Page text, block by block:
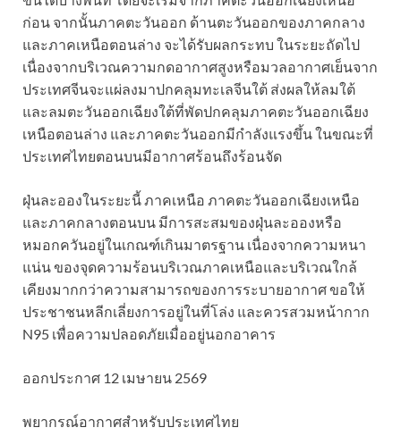
ก่อน จากนั้นภาคตะวันออก ด้านตะวันออกของภาคกลาง
และภาคเหนือตอนล่าง จะได้รับผลกระทบ ในระยะถัดไป
เนื่องจากบริเวณความกดอากาศสูงหรือมวลอากาศเย็นจาก
ประเทศจีนจะแผ่ลงมาปกคลุมทะเลจีนใต้ ส่งผลให้ลมใต้
และลมตะวันออกเฉียงใต้ที่พัดปกคลุมภาคตะวันออกเฉียง
เหนือตอนล่าง และภาคตะวันออกมีกำลังแรงขึ้น ในขณะที่
ประเทศไทยตอนบนมีอากาศร้อนถึงร้อนจัด
ฝุ่นละอองในระยะนี้ ภาคเหนือ ภาคตะวันออกเฉียงเหนือ
และภาคกลางตอนบน มีการสะสมของฝุ่นละอองหรือ
หมอกควันอยู่ในเกณฑ์เกินมาตรฐาน เนื่องจากความหนา
แน่น ของจุดความร้อนบริเวณภาคเหนือและบริเวณใกล้
เคียงมากกว่าความสามารถของการระบายอากาศ ขอให้
ประชาชนหลีกเลี่ยงการอยู่ในที่โล่ง และควรสวมหน้ากาก
N95 เพื่อความปลอดภัยเมื่ออยู่นอกอาคาร
ออกประกาศ 12 เมษายน 2569
พยากรณ์อากาศสำหรับประเทศไทย